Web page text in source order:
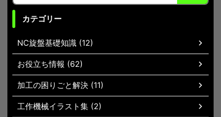
カテゴリー
NC旋盤基礎知識 (12)
お役立ち情報 (62)
加工の困りごと解決 (11)
工作機械イラスト集 (2)